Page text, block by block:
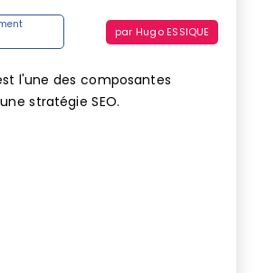
par Hugo ESSIQUE
l'une des composantes
stratégie SEO.